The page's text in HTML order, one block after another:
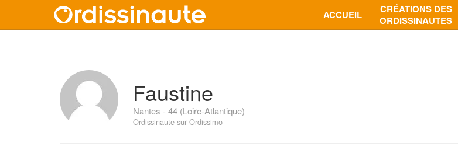
ACCUEIL
CRÉATIONS DES
ORDISSINAUTES
Faustine
Nantes - 44 (Loire-Atlantique)
Ordissinaute sur Ordissimo